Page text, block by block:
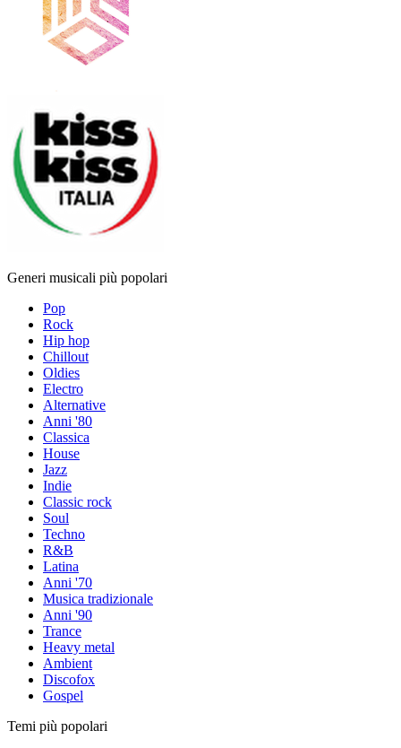
Generi musicali più popolari
Pop
Rock
Hip hop
Chillout
Oldies
Electro
Alternative
Anni '80
Classica
House
Jazz
Indie
Classic rock
Soul
Techno
R&B
Latina
Anni '70
Musica tradizionale
Anni '90
Trance
Heavy metal
Ambient
Discofox
Gospel
Temi più popolari